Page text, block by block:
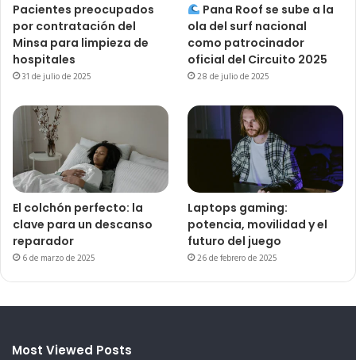
Pacientes preocupados
por contratación del
Minsa para limpieza de
hospitales
31 de julio de 2025
Pana Roof se sube a la
ola del surf nacional
como patrocinador
oficial del Circuito 2025
28 de julio de 2025
El colchón perfecto: la
clave para un descanso
reparador
6 de marzo de 2025
Laptops gaming:
potencia, movilidad y el
futuro del juego
26 de febrero de 2025
Most Viewed Posts